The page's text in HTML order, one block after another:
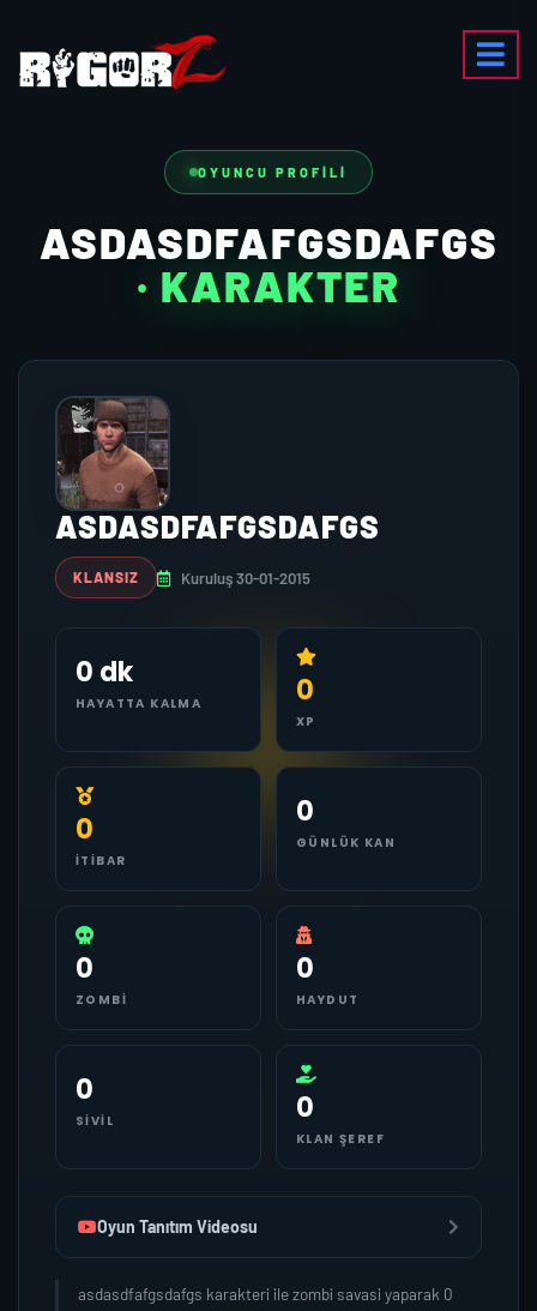
OYUNCU PROFILI
ASDASDFAFGSDAFGS
· KARAKTER
ASDASDFAFGSDAFGS
KLANSIZ Kuruluş 30-01-2015
0 dk
HAYATTA KALMA 0
XP
0
İTIBAR
0
GÜNLÜK KAN
0
ZOMBI
0
HAYDUT
0
SIVIL 0
KLAN ŞEREF
Oyun Tanıtım Videosu
asdasdfafgsdafgs karakteri ile zombi savasi yaparak 0